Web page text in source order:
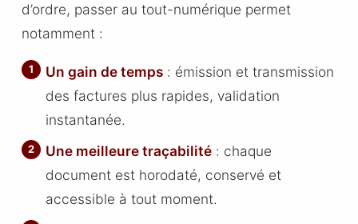
d’ordre, passer au tout-numérique permet
notamment :
Un gain de temps : émission et transmission
des factures plus rapides, validation
instantanée.
Une meilleure traçabilité : chaque
document est horodaté, conservé et
accessible à tout moment.